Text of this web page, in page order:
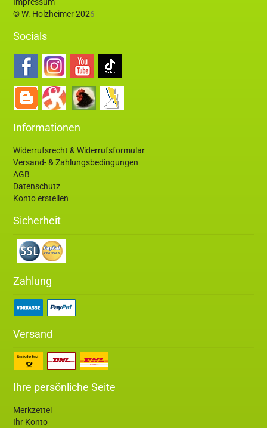
© W. Holzheimer 2026
Socials
Informationen
Widerrufsrecht & Widerrufsformular
Versand- & Zahlungsbedingungen
AGB
Datenschutz
Konto erstellen
Sicherheit
Zahlung
Versand
Ihre persönliche Seite
Merkzettel
Ihr Konto